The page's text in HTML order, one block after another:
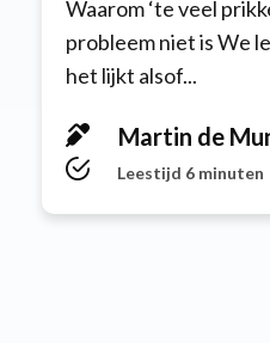
Waarom ‘te veel
probleem niet is We
het lijkt alsof...
Martin de
Leestijd 6 minuten